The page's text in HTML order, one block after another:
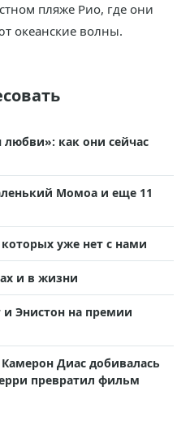
пляже Рио, где они
океанские волны.
как они сейчас
Момоа и еще 11
уже нет с нами
и в жизни
Энистон на премии
Диас добивалась
превратил фильм